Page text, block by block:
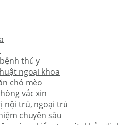
thú y
ngoại khoa
chó mèo
vắc xin
nội trú, ngoại trú
chuyên sâu